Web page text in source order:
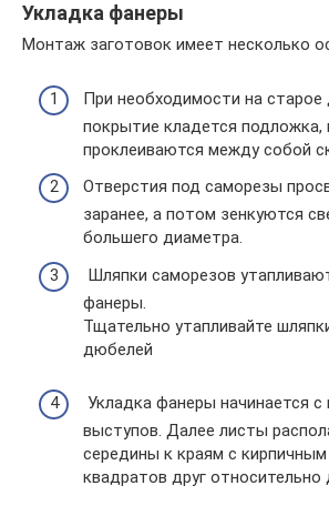
Укладка фанеры
Монтаж заготовок имеет несколько
При необходимости на старое
покрытие кладется подложка,
проклеиваются между собой
Отверстия под саморезы
заранее, а потом зенкуются
большего диаметра.
Шляпки саморезов
фанеры.
Тщательно утапливайте
дюбелей
Укладка фанеры начинается с
выступов. Далее листы
середины к краям с
квадратов друг относительно